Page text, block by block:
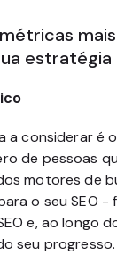
estratégia
a considerar é
de pessoas
motores de
o seu SEO -
e, ao longo
seu progresso.